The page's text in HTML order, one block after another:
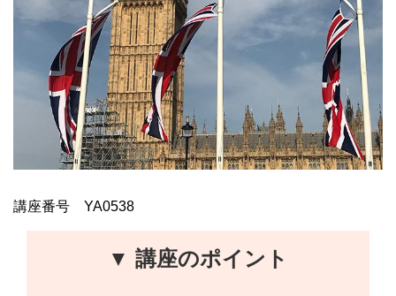
講座番号 YA0538
▼ 講座のポイント